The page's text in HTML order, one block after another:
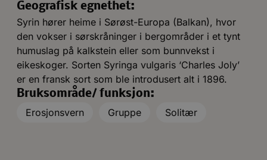
Geografisk egnethet:
Syrin hører heime i Sørøst-Europa (Balkan), hvor
den vokser i sørskråninger i bergområder i et tynt
humuslag på kalkstein eller som bunnvekst i
eikeskoger. Sorten Syringa vulgaris ‘Charles Joly’
er en fransk sort som ble introdusert alt i 1896.
Bruksområde/ funksjon:
Erosjonsvern
Gruppe Solitær